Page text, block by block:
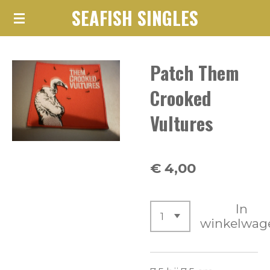
Ga
hoofdinhoud
SEAFISH SINGLES
Patch Them
Crooked
Vultures
€ 4,00
In